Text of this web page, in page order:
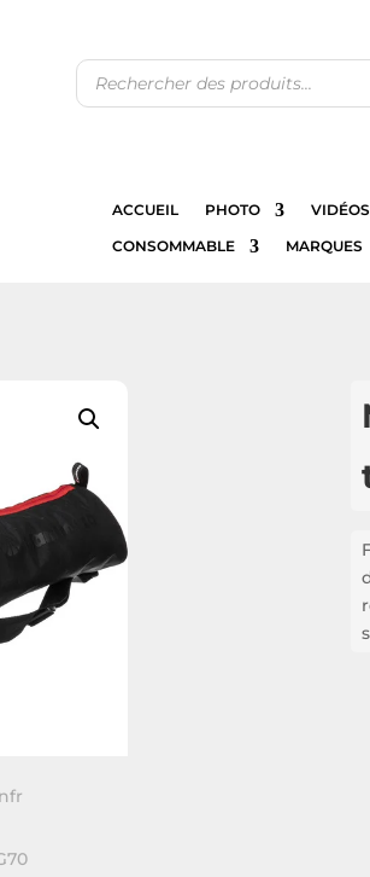
Recherche
de
produits
ACCUEIL PHOTO VIDÉOS
CONSOMMABLE
MARQUES